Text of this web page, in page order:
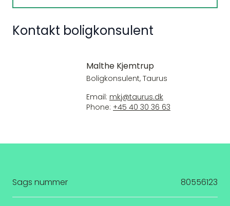
Kontakt boligkonsulent
Malthe Kjemtrup
Boligkonsulent, Taurus
Email: mkj@taurus.dk
Phone: +45 40 30 36 63
Sags nummer 80556123